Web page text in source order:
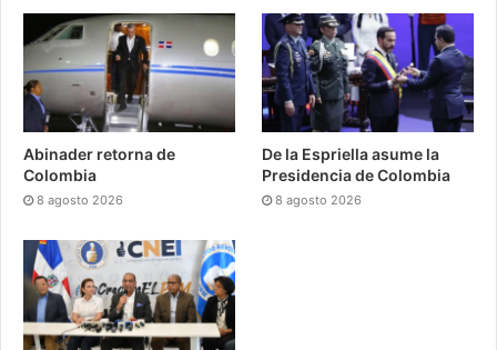
Abinader retorna de
Colombia
8 agosto 2026
De la Espriella asume la
Presidencia de Colombia
8 agosto 2026